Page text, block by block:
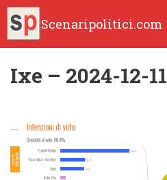
Scenaripolitici.com
Ixe – 2024-12-11